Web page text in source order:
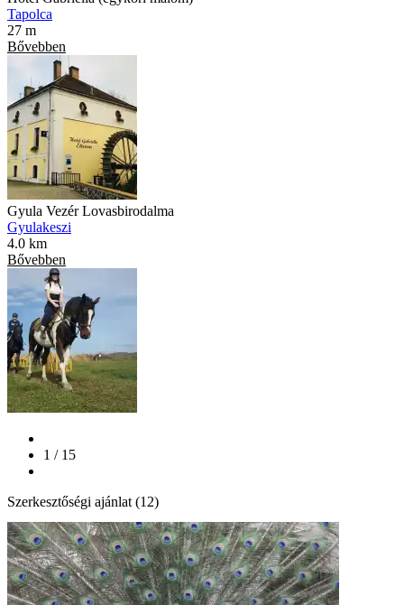
Tapolca
27 m
Bővebben
Gyula Vezér Lovasbirodalma
Gyulakeszi
4.0 km
Bővebben
1 / 15
Szerkesztőségi ajánlat (12)